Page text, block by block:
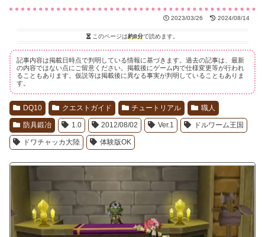
2023/03/26 2024/08/14
このページは約8分で読めます。
記事内容は掲載日時点で判明している情報に基づきます。過去の記事は、最新
の内容ではない点にご留意ください。掲載後にゲーム内で仕様変更等が行われ
ることもあります。仮説等は掲載後に異なる事実が判明していることもありま
す。
DQ10 クエストガイド チュートリアル 職人
防具鍛冶 1.0 2012/08/02 Ver.1 ドルワーム王国
ドワチャッカ大陸 体験版OK